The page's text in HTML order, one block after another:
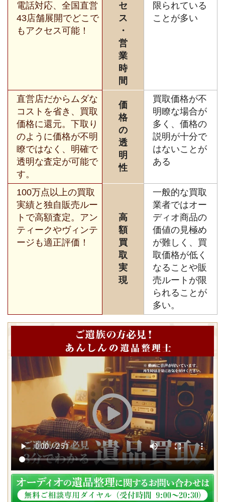
電話対応、全国直営
43店舗展開でどこで
もアクセス可能！
セ
ス
・
営
業
時
間
限られている
ことが多い
直営店だからムダな
コストを省き、買取
価格に還元。下取り
のように価格が不明
瞭ではなく、明確で
透明な査定が可能で
す。
価
格
の
透
明
性
買取価格が不
明瞭な場合が
多く、価格の
説明が十分で
はないことが
ある
100万点以上の買取
実績と独自販売ルー
トで高額査定。アン
ティークやヴィンテ
ージも適正評価！
高
額
買
取
実
現
一般的な買取
業者ではオー
ディオ商品の
価値の見極め
が難しく、買
取価格が低く
なることや販
売ルートが限
られることが
多い。